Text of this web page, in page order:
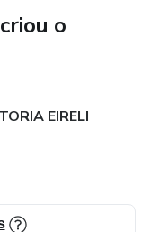
o
EIRELI